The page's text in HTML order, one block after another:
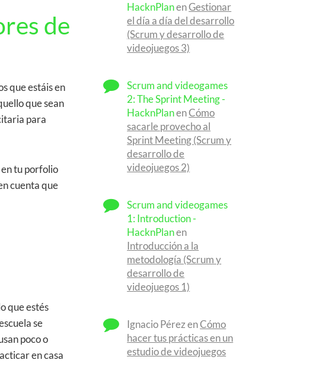
de
que estáis en
que sean
para
tu porfolio
cuenta que
que estés
se
poco o
en casa
HacknPlanenGestionar
el día a día del desarrollo
(Scrum y desarrollo de
videojuegos 3)
Scrum and videogames
2: The Sprint Meeting -
HacknPlanenCómo
sacarle provecho al
Sprint Meeting (Scrum y
desarrollo de
videojuegos 2)
Scrum and videogames
1: Introduction -
HacknPlanen
Introducción a la
metodología (Scrum y
desarrollo de
videojuegos 1)
Ignacio PérezenCómo
hacer tus prácticas en un
estudio de videojuegos